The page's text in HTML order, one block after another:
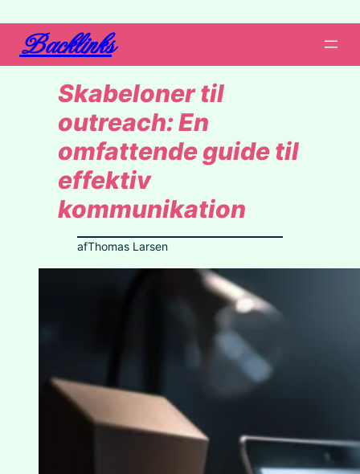
Backlinks
Skabeloner til
outreach: En
omfattende guide til
effektiv
kommunikation
afThomas Larsen